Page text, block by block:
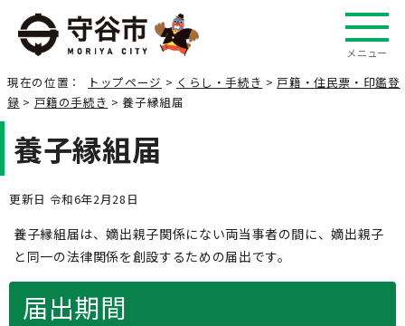
メニュー
現在の位置： トップページ > くらし・手続き > 戸籍・住民票・印鑑登
録 > 戸籍の手続き > 養子縁組届
養子縁組届
更新日 令和6年2月28日
養子縁組届は、嫡出親子関係にない両当事者の間に、嫡出親子
と同一の法律関係を創設するための届出です。
届出期間